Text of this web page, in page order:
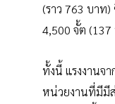
(ราว 763 บาท)
4,500 จั้ต (137
ทั้งนี้ แรงงานจ
หน่วยงานที่มีมีส่